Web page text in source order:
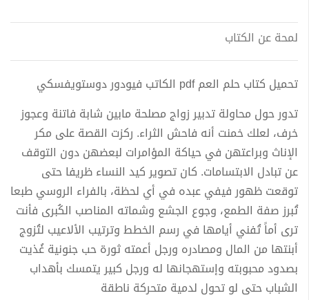
لمحة عن الكتاب
تحميل كتاب حلم العم pdf الكاتب فيودور دوستويفسكي
تدور حول محاولة تدبير زواج مصلحة مابين شابة فاتنة وعجوز
خرف، لعلك خمنت أنه فاحش الثراء. ركزت القصة على مكر
الإناث وبراعتهن في حياكة المؤامرات لبعضهن دون التوقف
عن تبادل الابتسامات. كان تصوير كيد النساء ظريفا حتى
توقعت ظهور فيفي عبده في أي لحظة، بالفراء الروسي طبعا
تُبرز صفة الطمع، وجوع الجشع وشماته المناصب الكُبرى فأنت
ترى أماً تُفني أيامها في رسم الخطط وترتيب الألاعيب لتُزوج
أبنتها من المال ومصادره ورجل أعمته ثورة حب جنونية غُذيت
بصدود محبوبته وإستهجانها له ورجل كبير يتمسك بأهداب
الشباب حتى لو تحول لدمية متحركة ناطقة